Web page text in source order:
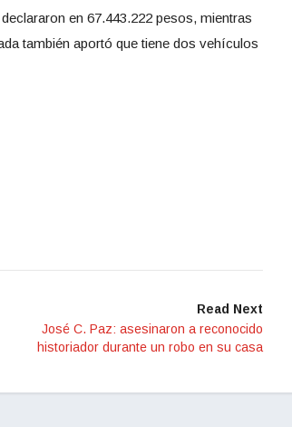
en 67.443.222 pesos, mientras
también aportó que tiene dos vehículos
Read Next
José C. Paz: asesinaron a reconocido
historiador durante un robo en su casa